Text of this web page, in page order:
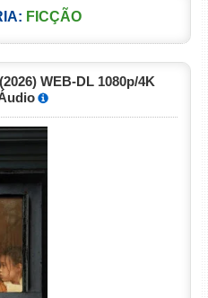
FICÇÃO
WEB-DL 1080p/4K